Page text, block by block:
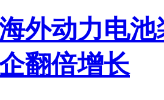
外动力电
翻倍增长